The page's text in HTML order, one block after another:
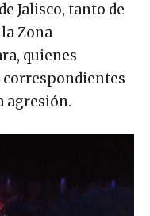
Jalisco, tanto de
Zona
quienes
correspondientes
agresión.